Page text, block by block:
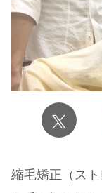
縮毛矯正（ス